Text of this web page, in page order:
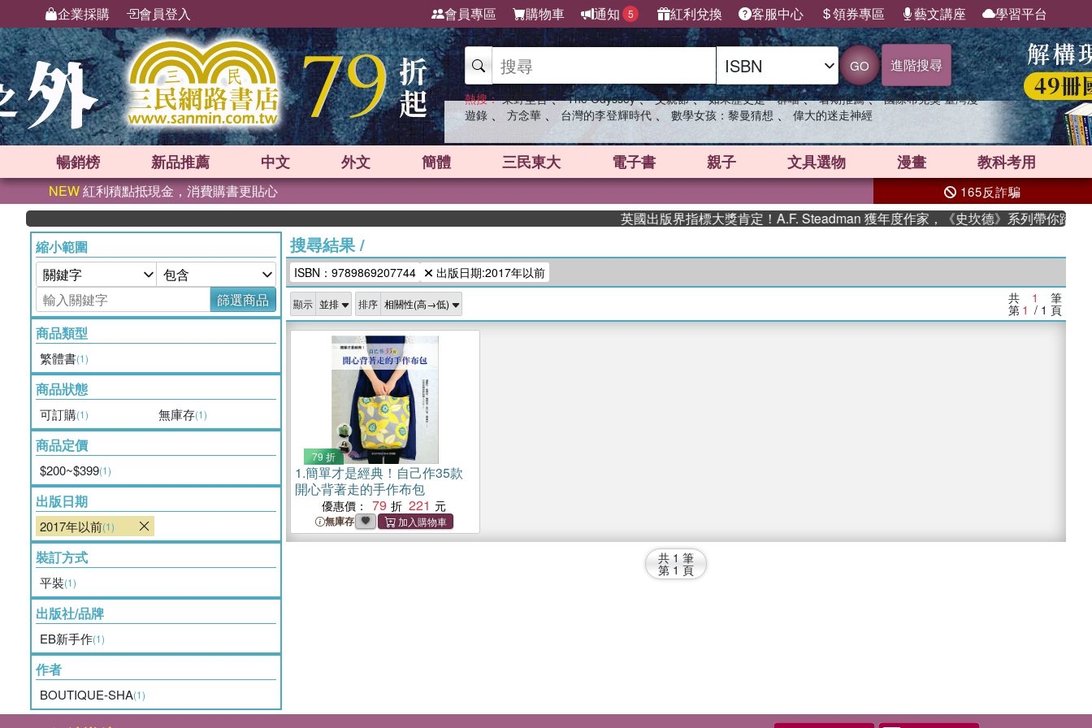
企業採購 會員登入 會員專區 購物車 通知 5 紅利兌換 客服中心 領券專區 藝文講座 學習平台
GO 進階搜尋
熱搜： 東野圭吾 、 The Odyssey 、 父親節 、 如果歷史是一群喵 、 暑期推薦 、 國際布克獎 臺灣漫
遊錄 、 方念華 、 台灣的李登輝時代 、 數學女孩：黎曼猜想 、 偉大的迷走神經
暢銷榜 新品推薦 中文 外文 簡體 三民東大 電子書 親子 文具選物 漫畫 教科考用
NEW紅利積點抵現金，消費購書更貼心 165反詐騙
英國出版界指標大獎肯定！A.F. Steadman 獲年度作家，《史坎德》系列帶你踏上熱
縮小範圍
篩選商品
商品類型
繁體書(1)
商品狀態
可訂購(1) 無庫存(1)
商品定價
$200~$399(1)
出版日期
2017年以前(1)
裝訂方式
平裝(1)
出版社/品牌
EB新手作(1)
作者
BOUTIQUE-SHA(1)
搜尋結果/
ISBN：9789869207744 出版日期:2017年以前
顯示 排序 共 1 筆
第 1 / 1 頁
79 折
1.簡單才是經典！自己作35款
開心背著走的手作布包
優惠價： 79 221
無庫存
共 1 筆
第 1 頁